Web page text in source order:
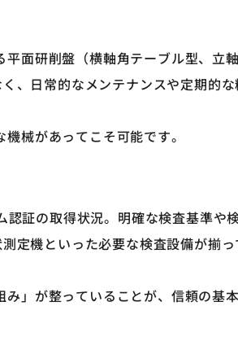
面研削盤（横軸角テーブル型、立
、日常的なメンテナンスや定期的
械があってこそ可能です。
証の取得状況。明確な検査基準や
定機といった必要な検査設備が揃
」が整っていることが、信頼の基本